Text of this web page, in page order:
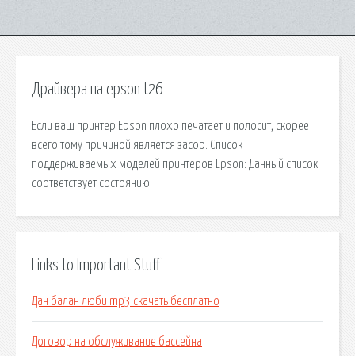
Драйвера на epson t26
Если ваш принтер Epson плохо печатает и полосит, скорее
всего тому причиной является засор. Список
поддерживаемых моделей принтеров Epson: Данный список
соответствует состоянию.
Links to Important Stuff
Дан балан люби mp3 скачать бесплатно
Договор на обслуживание бассейна